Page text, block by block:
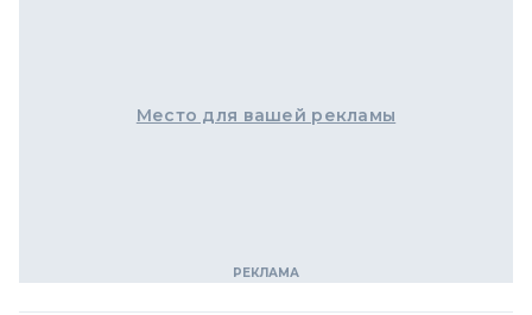
Место для вашей рекламы